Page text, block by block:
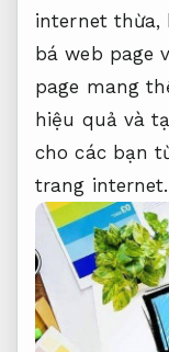
internet thừa,
bá web page
page mang
hiệu quả và
cho các bạn
trang internet.